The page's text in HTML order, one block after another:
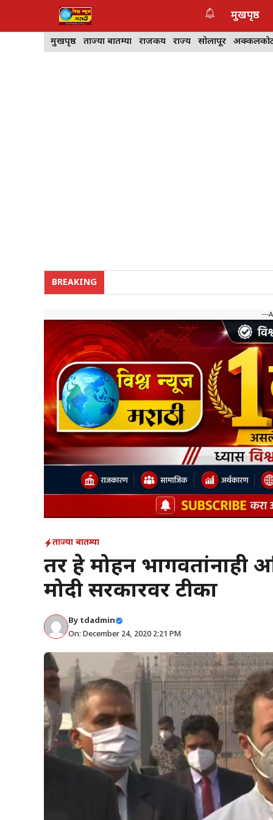
मुखपृष्ठ
मुखपृष्ठ ताज्या बातम्या राजकीय राज्य सोलापूर
BREAKING
---
ताज्या बातम्या
तर हे मोहन भागवतांनाही
मोदी सरकारवर टीका
By tdadmin
On: December 24, 2020 2:21 PM